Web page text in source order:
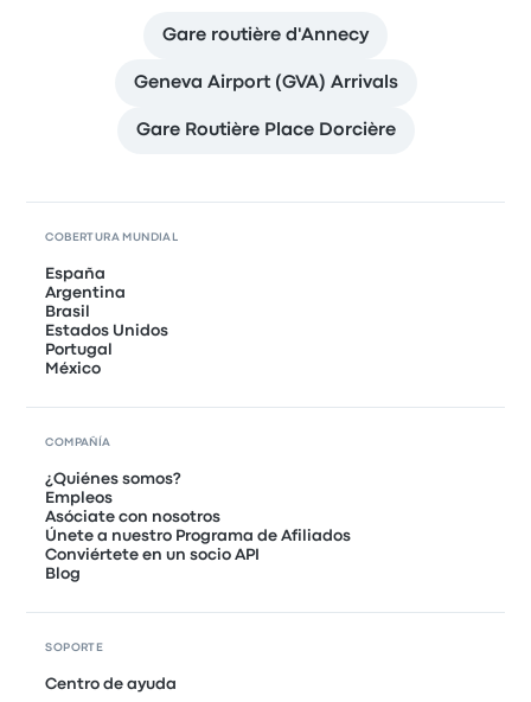
Gare routière d'Annecy
Geneva Airport (GVA) Arrivals
Gare Routière Place Dorcière
COBERTURA MUNDIAL
España
Argentina
Brasil
Estados Unidos
Portugal
México
COMPAÑÍA
¿Quiénes somos?
Empleos
Asóciate con nosotros
Únete a nuestro Programa de Afiliados
Conviértete en un socio API
Blog
SOPORTE
Centro de ayuda